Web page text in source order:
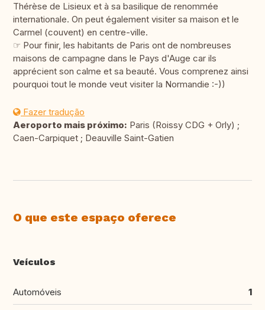
Thérèse de Lisieux et à sa basilique de renommée
internationale. On peut également visiter sa maison et le
Carmel (couvent) en centre-ville.
☞ Pour finir, les habitants de Paris ont de nombreuses
maisons de campagne dans le Pays d'Auge car ils
apprécient son calme et sa beauté. Vous comprenez ainsi
pourquoi tout le monde veut visiter la Normandie :-))
Fazer tradução
Aeroporto mais próximo: Paris (Roissy CDG + Orly) ;
Caen-Carpiquet ; Deauville Saint-Gatien
O que este espaço oferece
Veículos
Automóveis 1